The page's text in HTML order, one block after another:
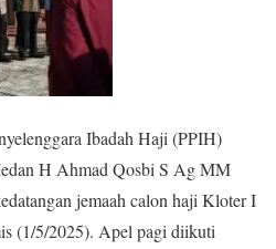
Ibadah Haji (PPIH)
H Ahmad Qosbi S Ag MM
jemaah calon haji Kloter I
(1/5/2025). Apel pagi diikuti